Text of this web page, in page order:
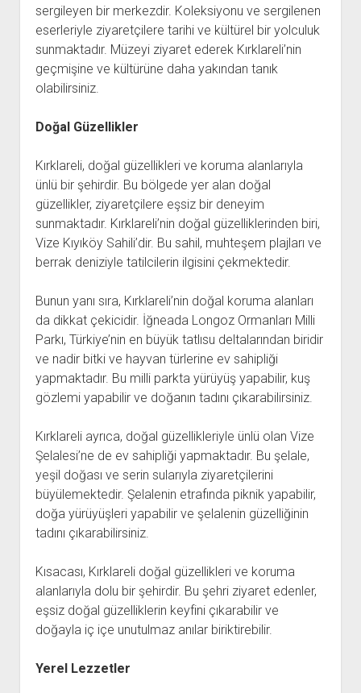
sergileyen bir merkezdir. Koleksiyonu ve sergilenen
eserleriyle ziyaretçilere tarihi ve kültürel bir yolculuk
sunmaktadır. Müzeyi ziyaret ederek Kırklareli’nin
geçmişine ve kültürüne daha yakından tanık
olabilirsiniz.
Doğal Güzellikler
Kırklareli, doğal güzellikleri ve koruma alanlarıyla
ünlü bir şehirdir. Bu bölgede yer alan doğal
güzellikler, ziyaretçilere eşsiz bir deneyim
sunmaktadır. Kırklareli’nin doğal güzelliklerinden biri,
Vize Kıyıköy Sahili’dir. Bu sahil, muhteşem plajları ve
berrak deniziyle tatilcilerin ilgisini çekmektedir.
Bunun yanı sıra, Kırklareli’nin doğal koruma alanları
da dikkat çekicidir. İğneada Longoz Ormanları Milli
Parkı, Türkiye’nin en büyük tatlısu deltalarından biridir
ve nadir bitki ve hayvan türlerine ev sahipliği
yapmaktadır. Bu milli parkta yürüyüş yapabilir, kuş
gözlemi yapabilir ve doğanın tadını çıkarabilirsiniz.
Kırklareli ayrıca, doğal güzellikleriyle ünlü olan Vize
Şelalesi’ne de ev sahipliği yapmaktadır. Bu şelale,
yeşil doğası ve serin sularıyla ziyaretçilerini
büyülemektedir. Şelalenin etrafında piknik yapabilir,
doğa yürüyüşleri yapabilir ve şelalenin güzelliğinin
tadını çıkarabilirsiniz.
Kısacası, Kırklareli doğal güzellikleri ve koruma
alanlarıyla dolu bir şehirdir. Bu şehri ziyaret edenler,
eşsiz doğal güzelliklerin keyfini çıkarabilir ve
doğayla iç içe unutulmaz anılar biriktirebilir.
Yerel Lezzetler